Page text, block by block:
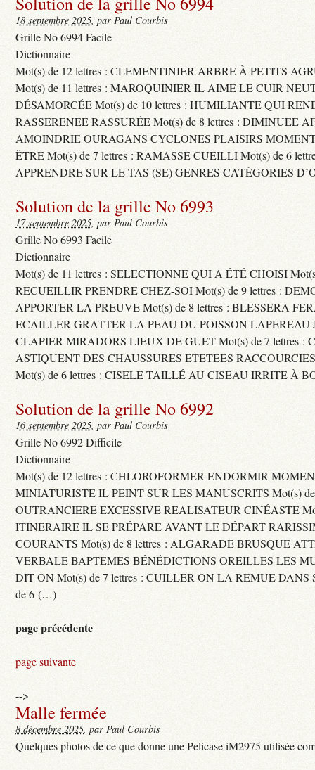
18 septembre 2025, par Paul Courbis
Grille No 6994 Facile
Dictionnaire
Mot(s) de 12 lettres : CLEMENTINIER ARBRE À PETITS
Mot(s) de 11 lettres : MAROQUINIER IL AIME LE CUIR
DÉSAMORCÉE Mot(s) de 10 lettres : HUMILIANTE QUI
RASSERENEE RASSURÉE Mot(s) de 8 lettres : DIMINUEE
AMOINDRIE OURAGANS CYCLONES PLAISIRS
ÊTRE Mot(s) de 7 lettres : RAMASSE CUEILLI Mot(s) de 6
APPRENDRE SUR LE TAS (SE) GENRES CATÉGORIES
Solution de la grille No 6993
17 septembre 2025, par Paul Courbis
Grille No 6993 Facile
Dictionnaire
Mot(s) de 11 lettres : SELECTIONNE QUI A ÉTÉ CHOISI
RECUEILLIR PRENDRE CHEZ-SOI Mot(s) de 9 lettres :
APPORTER LA PREUVE Mot(s) de 8 lettres : BLESSERA
ECAILLER GRATTER LA PEAU DU POISSON LAPEREAU
CLAPIER MIRADORS LIEUX DE GUET Mot(s) de 7 lettres :
ASTIQUENT DES CHAUSSURES ETETEES
Mot(s) de 6 lettres : CISELE TAILLÉ AU CISEAU IRRITE À
Solution de la grille No 6992
16 septembre 2025, par Paul Courbis
Grille No 6992 Difficile
Dictionnaire
Mot(s) de 12 lettres : CHLOROFORMER ENDORMIR
MINIATURISTE IL PEINT SUR LES MANUSCRITS Mot(s) de
OUTRANCIERE EXCESSIVE REALISATEUR CINÉASTE
ITINERAIRE IL SE PRÉPARE AVANT LE DÉPART
COURANTS Mot(s) de 8 lettres : ALGARADE BRUSQUE
VERBALE BAPTEMES BÉNÉDICTIONS OREILLES LES
DIT-ON Mot(s) de 7 lettres : CUILLER ON LA REMUE DANS
de 6 (…)
page précédente
page suivante
-->
Malle fermée
8 décembre 2025, par Paul Courbis
Quelques photos de ce que donne une Pelicase iM2975 utilisée